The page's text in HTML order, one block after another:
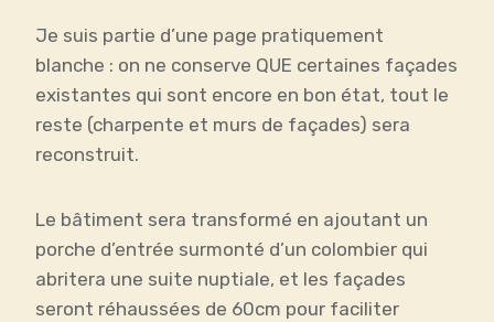
Je suis partie d’une page pratiquement
blanche : on ne conserve QUE certaines façades
existantes qui sont encore en bon état, tout le
reste (charpente et murs de façades) sera
reconstruit.
Le bâtiment sera transformé en ajoutant un
porche d’entrée surmonté d’un colombier qui
abritera une suite nuptiale, et les façades
seront réhaussées de 60cm pour faciliter